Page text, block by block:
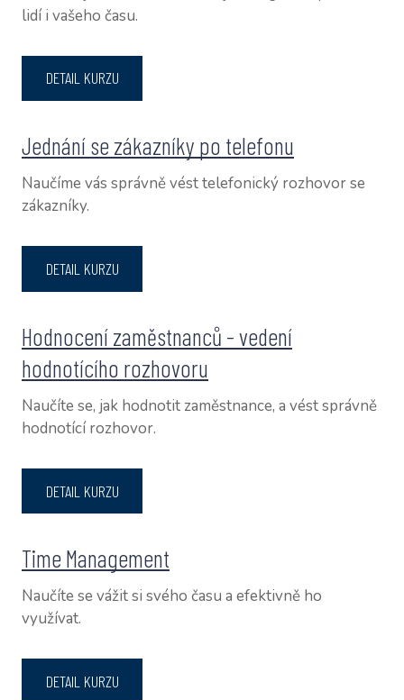
lidí i vašeho času.
DETAIL KURZU
Jednání se zákazníky po telefonu
Naučíme vás správně vést telefonický rozhovor se
zákazníky.
DETAIL KURZU
Hodnocení zaměstnanců - vedení
hodnotícího rozhovoru
Naučíte se, jak hodnotit zaměstnance, a vést správně
hodnotící rozhovor.
DETAIL KURZU
Time Management
Naučíte se vážit si svého času a efektivně ho
využívat.
DETAIL KURZU